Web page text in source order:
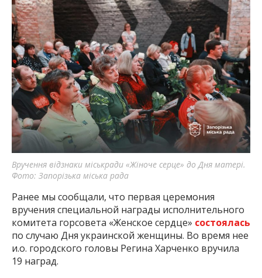
Вручення відзнаки міськради «Жіноче серце» до Дня матері.
Фото: Запорізька міська рада
Ранее мы сообщали, что первая церемония
вручения специальной награды исполнительного
комитета горсовета «Женское сердце» состоялась
по случаю Дня украинской женщины. Во время нее
и.о. городского головы Регина Харченко вручила
19 наград.